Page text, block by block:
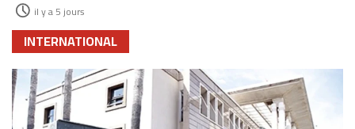
il y a 5 jours
INTERNATIONAL